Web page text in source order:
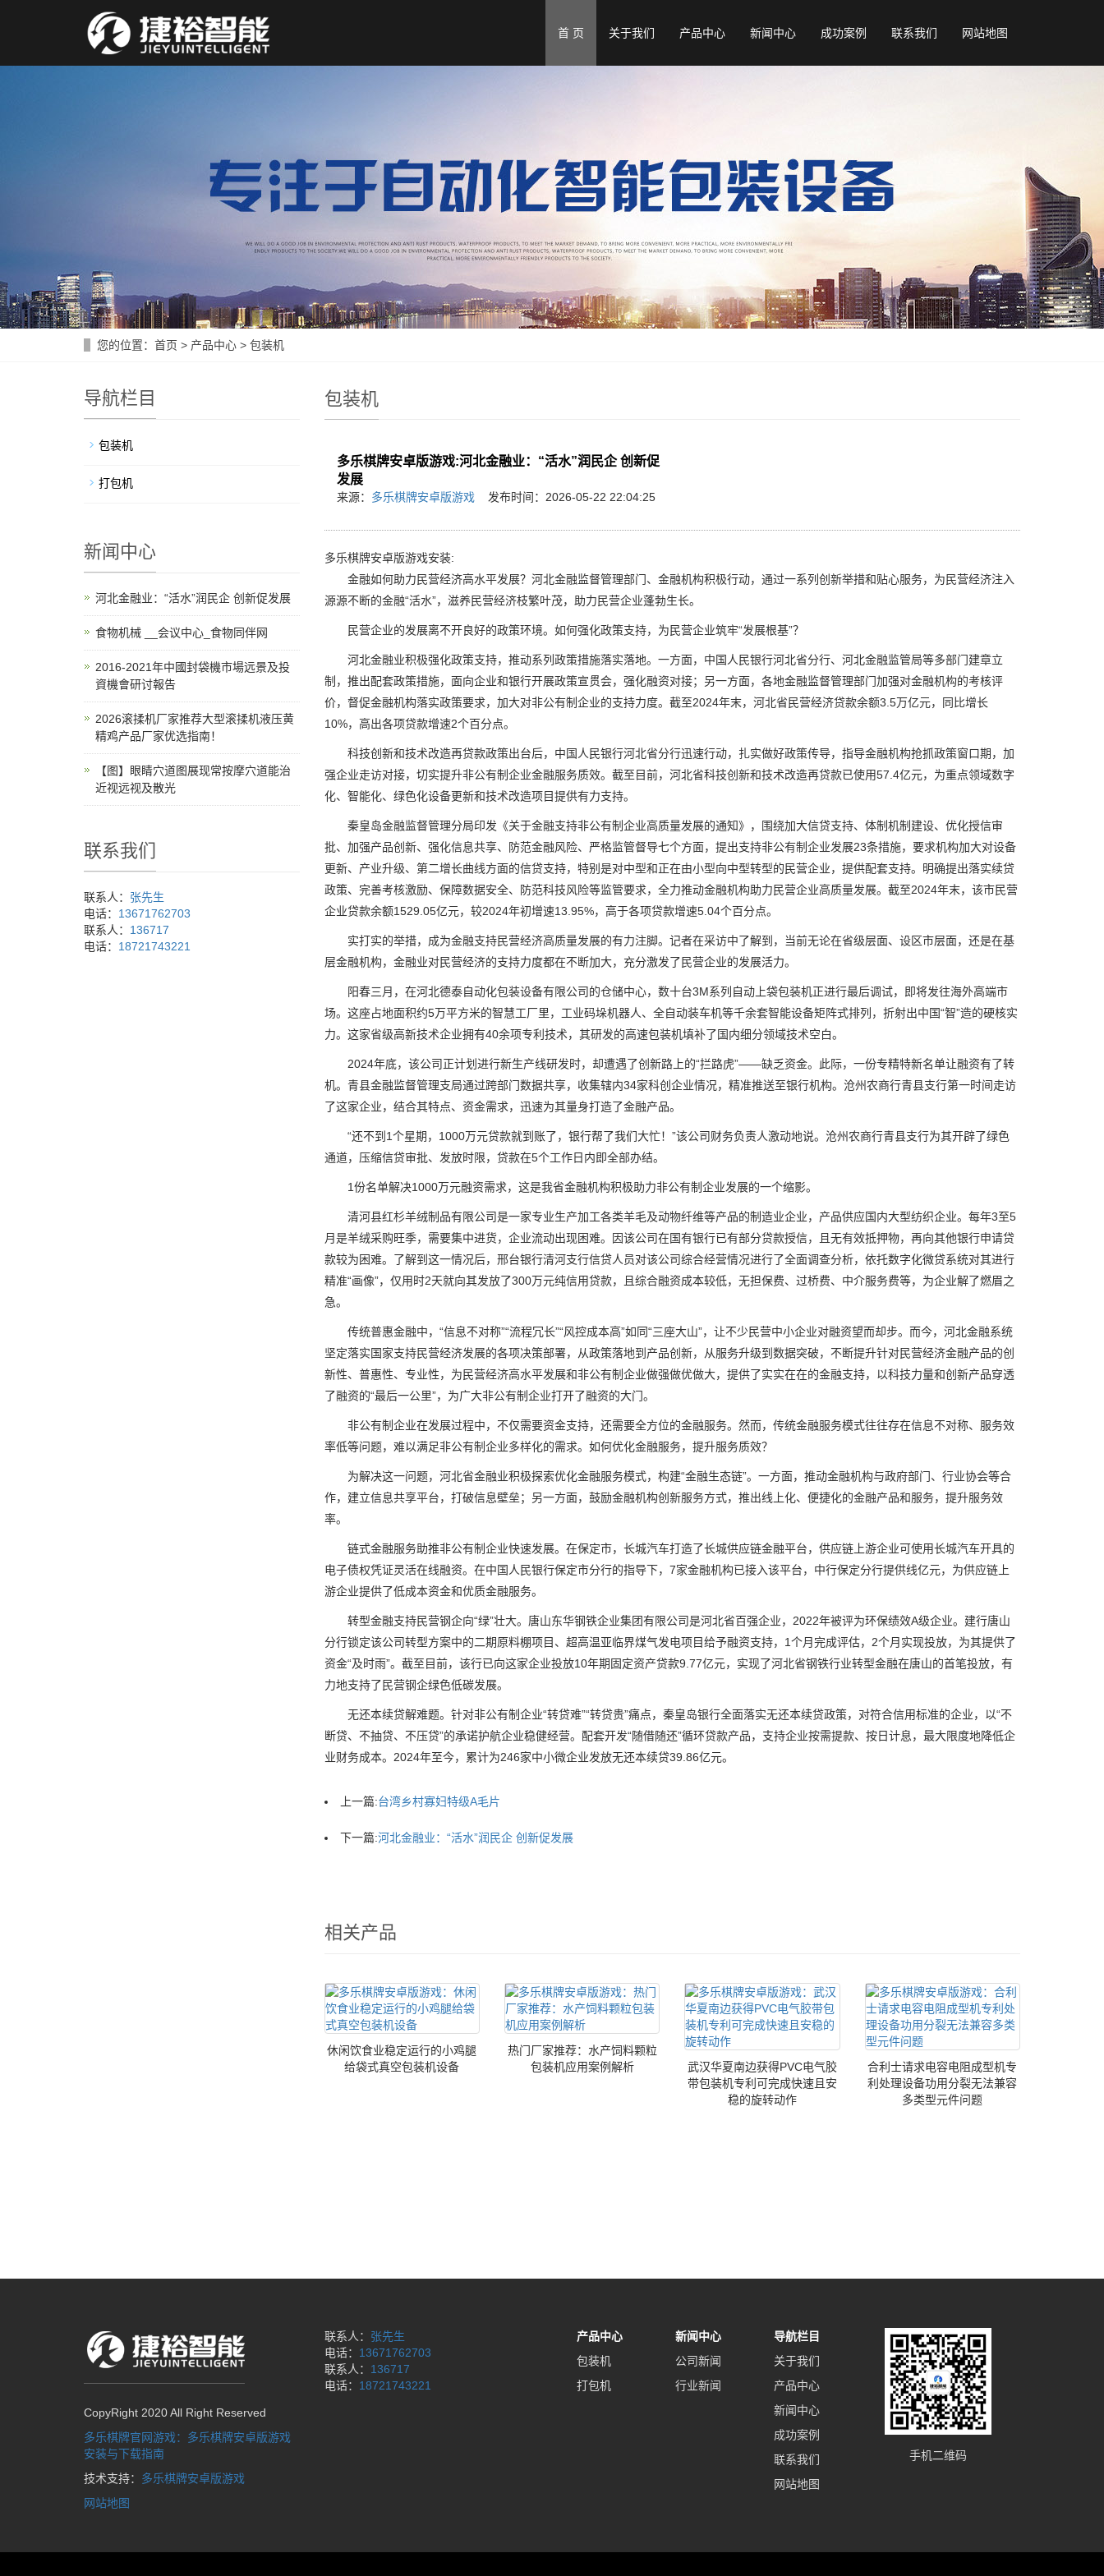
首 页 关于我们 产品中心 新闻中心 成功案例 联系我们 网站地图
您的位置： 首页 > 产品中心 > 包装机
包装机
多乐棋牌安卓版游戏:河北金融业：“活水”润民企 创新促
发展
来源： 多乐棋牌安卓版游戏发布时间：2026-05-22 22:04:25
多乐棋牌安卓版游戏安装:
金融如何助力民营经济高水平发展？河北金融监督管理部门、金融机构积极行动，通过一系列创新举措和贴心服务，为民营经济注入
源源不断的金融“活水”，滋养民营经济枝繁叶茂，助力民营企业蓬勃生长。
民营企业的发展离不开良好的政策环境。如何强化政策支持，为民营企业筑牢“发展根基”？
河北金融业积极强化政策支持，推动系列政策措施落实落地。一方面，中国人民银行河北省分行、河北金融监管局等多部门建章立
制，推出配套政策措施，面向企业和银行开展政策宣贯会，强化融资对接；另一方面，各地金融监督管理部门加强对金融机构的考核评
价，督促金融机构落实政策要求，加大对非公有制企业的支持力度。截至2024年末，河北省民营经济贷款余额3.5万亿元，同比增长
10%，高出各项贷款增速2个百分点。
科技创新和技术改造再贷款政策出台后，中国人民银行河北省分行迅速行动，扎实做好政策传导，指导金融机构抢抓政策窗口期，加
强企业走访对接，切实提升非公有制企业金融服务质效。截至目前，河北省科技创新和技术改造再贷款已使用57.4亿元，为重点领域数字
化、智能化、绿色化设备更新和技术改造项目提供有力支持。
秦皇岛金融监督管理分局印发《关于金融支持非公有制企业高质量发展的通知》，围绕加大信贷支持、体制机制建设、优化授信审
批、加强产品创新、强化信息共享、防范金融风险、严格监管督导七个方面，提出支持非公有制企业发展23条措施，要求机构加大对设备
更新、产业升级、第二增长曲线方面的信贷支持，特别是对中型和正在由小型向中型转型的民营企业，提供配套支持。明确提出落实续贷
政策、完善考核激励、保障数据安全、防范科技风险等监管要求，全力推动金融机构助力民营企业高质量发展。截至2024年末，该市民营
企业贷款余额1529.05亿元，较2024年初增速13.95%，高于各项贷款增速5.04个百分点。
实打实的举措，成为金融支持民营经济高质量发展的有力注脚。记者在采访中了解到，当前无论在省级层面、设区市层面，还是在基
层金融机构，金融业对民营经济的支持力度都在不断加大，充分激发了民营企业的发展活力。
阳春三月，在河北德泰自动化包装设备有限公司的仓储中心，数十台3M系列自动上袋包装机正进行最后调试，即将发往海外高端市
场。这座占地面积约5万平方米的智慧工厂里，工业码垛机器人、全自动装车机等千余套智能设备矩阵式排列，折射出中国“智”造的硬核实
力。这家省级高新技术企业拥有40余项专利技术，其研发的高速包装机填补了国内细分领域技术空白。
2024年底，该公司正计划进行新生产线研发时，却遭遇了创新路上的“拦路虎”——缺乏资金。此际，一份专精特新名单让融资有了转
机。青县金融监督管理支局通过跨部门数据共享，收集辖内34家科创企业情况，精准推送至银行机构。沧州农商行青县支行第一时间走访
了这家企业，结合其特点、资金需求，迅速为其量身打造了金融产品。
“还不到1个星期，1000万元贷款就到账了，银行帮了我们大忙！”该公司财务负责人激动地说。沧州农商行青县支行为其开辟了绿色
通道，压缩信贷审批、发放时限，贷款在5个工作日内即全部办结。
1份名单解决1000万元融资需求，这是我省金融机构积极助力非公有制企业发展的一个缩影。
清河县红杉羊绒制品有限公司是一家专业生产加工各类羊毛及动物纤维等产品的制造业企业，产品供应国内大型纺织企业。每年3至5
月是羊绒采购旺季，需要集中进货，企业流动出现困难。因该公司在国有银行已有部分贷款授信，且无有效抵押物，再向其他银行申请贷
款较为困难。了解到这一情况后，邢台银行清河支行信贷人员对该公司综合经营情况进行了全面调查分析，依托数字化微贷系统对其进行
精准“画像”，仅用时2天就向其发放了300万元纯信用贷款，且综合融资成本较低，无担保费、过桥费、中介服务费等，为企业解了燃眉之
急。
传统普惠金融中，“信息不对称”“流程冗长”“风控成本高”如同“三座大山”，让不少民营中小企业对融资望而却步。而今，河北金融系统
坚定落实国家支持民营经济发展的各项决策部署，从政策落地到产品创新，从服务升级到数据突破，不断提升针对民营经济金融产品的创
新性、普惠性、专业性，为民营经济高水平发展和非公有制企业做强做优做大，提供了实实在在的金融支持，以科技力量和创新产品穿透
了融资的“最后一公里”，为广大非公有制企业打开了融资的大门。
非公有制企业在发展过程中，不仅需要资金支持，还需要全方位的金融服务。然而，传统金融服务模式往往存在信息不对称、服务效
率低等问题，难以满足非公有制企业多样化的需求。如何优化金融服务，提升服务质效？
为解决这一问题，河北省金融业积极探索优化金融服务模式，构建“金融生态链”。一方面，推动金融机构与政府部门、行业协会等合
作，建立信息共享平台，打破信息壁垒；另一方面，鼓励金融机构创新服务方式，推出线上化、便捷化的金融产品和服务，提升服务效
率。
链式金融服务助推非公有制企业快速发展。在保定市，长城汽车打造了长城供应链金融平台，供应链上游企业可使用长城汽车开具的
电子债权凭证灵活在线融资。在中国人民银行保定市分行的指导下，7家金融机构已接入该平台，中行保定分行提供线亿元，为供应链上
游企业提供了低成本资金和优质金融服务。
转型金融支持民营钢企向“绿”壮大。唐山东华钢铁企业集团有限公司是河北省百强企业，2022年被评为环保绩效A级企业。建行唐山
分行锁定该公司转型方案中的二期原料棚项目、超高温亚临界煤气发电项目给予融资支持，1个月完成评估，2个月实现投放，为其提供了
资金“及时雨”。截至目前，该行已向这家企业投放10年期固定资产贷款9.77亿元，实现了河北省钢铁行业转型金融在唐山的首笔投放，有
力地支持了民营钢企绿色低碳发展。
无还本续贷解难题。针对非公有制企业“转贷难”“转贷贵”痛点，秦皇岛银行全面落实无还本续贷政策，对符合信用标准的企业，以“不
断贷、不抽贷、不压贷”的承诺护航企业稳健经营。配套开发“随借随还”循环贷款产品，支持企业按需提款、按日计息，最大限度地降低企
业财务成本。2024年至今，累计为246家中小微企业发放无还本续贷39.86亿元。
上一篇:台湾乡村寡妇特级A毛片
下一篇:河北金融业：“活水”润民企 创新促发展
相关产品
休闲饮食业稳定运行的小鸡腿
给袋式真空包装机设备
热门厂家推荐：水产饲料颗粒
包装机应用案例解析
武汉华夏南边获得PVC电气胶
带包装机专利可完成快速且安
稳的旋转动作
合利士请求电容电阻成型机专
利处理设备功用分裂无法兼容
多类型元件问题
导航栏目
包装机
打包机
新闻中心
河北金融业：“活水”润民企 创新促发展
食物机械 __会议中心_食物同伴网
2016-2021年中國封袋機市場远景及投
資機會研讨報告
2026滚揉机厂家推荐大型滚揉机液压黄
精鸡产品厂家优选指南！
【图】眼睛穴道图展现常按摩穴道能治
近视远视及散光
联系我们
联系人： 张先生
电话： 13671762703
联系人： 136717
电话： 18721743221
CopyRight 2020 All Right Reserved
多乐棋牌官网游戏：多乐棋牌安卓版游戏
安装与下载指南
技术支持： 多乐棋牌安卓版游戏
网站地图
联系人： 张先生
电话： 13671762703
联系人： 136717
电话： 18721743221
产品中心
包装机
打包机
新闻中心
公司新闻
行业新闻
导航栏目
关于我们
产品中心
新闻中心
成功案例
联系我们
网站地图
手机二维码